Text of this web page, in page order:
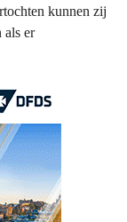
kunnen zij
als er